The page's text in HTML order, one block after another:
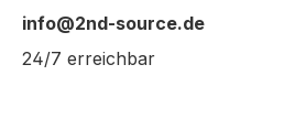
info@2nd-source.de
24/7 erreichbar